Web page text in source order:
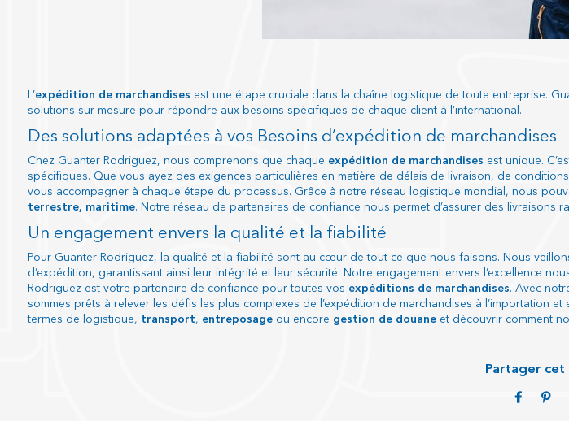
L’expédition de marchandises est une étape cruciale dans la chaîne logistique de toute entreprise.
solutions sur mesure pour répondre aux besoins spécifiques de chaque client à l’international.
Des solutions adaptées à vos Besoins d’expédition de marchandises
Chez Guanter Rodriguez, nous comprenons que chaque expédition de marchandises est unique.
spécifiques. Que vous ayez des exigences particulières en matière de délais de livraison, de
vous accompagner à chaque étape du processus. Grâce à notre réseau logistique mondial, nous
terrestre, maritime. Notre réseau de partenaires de confiance nous permet d’assurer des livraisons
Un engagement envers la qualité et la fiabilité
Pour Guanter Rodriguez, la qualité et la fiabilité sont au cœur de tout ce que nous faisons. Nous
d’expédition, garantissant ainsi leur intégrité et leur sécurité. Notre engagement envers l’excellence
Rodriguez est votre partenaire de confiance pour toutes vos expéditions de marchandises. Avec
sommes prêts à relever les défis les plus complexes de l’expédition de marchandises à l’importation et
termes de logistique, transport, entreposage ou encore gestion de douaneet découvrir comment
Partager cet